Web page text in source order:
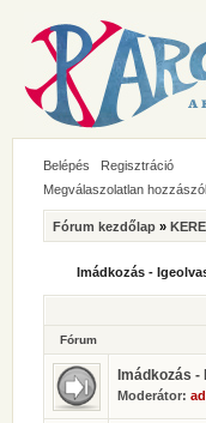
Belépés
Regisztráció
Megválaszolatlan
Fórum kezdőlap »
Imádkozás -
Fórum
Imádkozás
Moderátor: